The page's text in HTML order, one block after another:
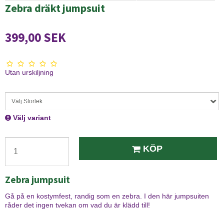
Zebra dräkt jumpsuit
399,00 SEK
Utan urskiljning
Välj Storlek
Välj variant
KÖP
Zebra jumpsuit
Gå på en kostymfest, randig som en zebra. I den här jumpsuiten
råder det ingen tvekan om vad du är klädd till!